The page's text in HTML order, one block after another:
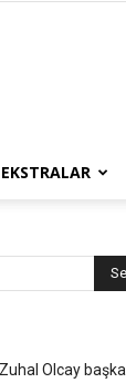
EKSTRALAR
Olcay